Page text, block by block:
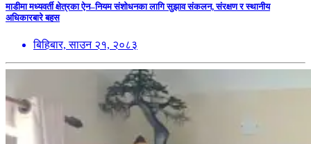
माडीमा मध्यवर्ती क्षेत्रका ऐन–नियम संशोधनका लागि सुझाव संकलन, संरक्षण र स्थानीय
अधिकारबारे बहस
बिहिबार, साउन २१, २०८३